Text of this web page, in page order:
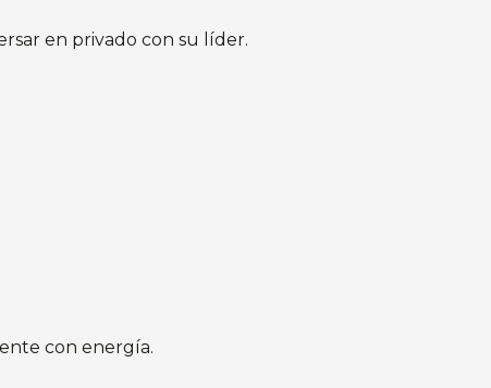
en privado con su líder.
con energía.